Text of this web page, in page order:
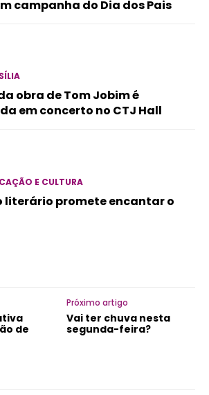
campanha do Dia dos Pais
obra de Tom Jobim é
em concerto no CTJ Hall
E CULTURA
literário promete encantar o
de
Próximo artigo
Vai ter chuva nesta
segunda-feira?